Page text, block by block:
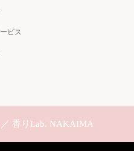
ビス
香りLab. NAKAIMA